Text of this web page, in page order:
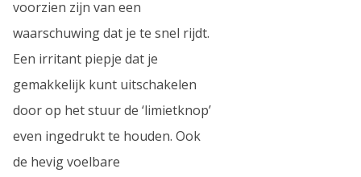
voorzien zijn van een
waarschuwing dat je te snel rijdt.
Een irritant piepje dat je
gemakkelijk kunt uitschakelen
door op het stuur de ‘limietknop’
even ingedrukt te houden. Ook
de hevig voelbare